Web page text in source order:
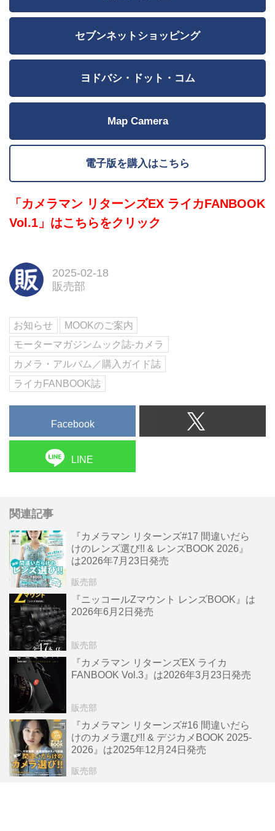
セブンネットショッピング
ヨドバシ・ドット・コム
Map Camera
電子版を購入はこちら
「カメラマン リターンズEX ライカFANBOOK
Vol.1」はこちらをクリック
2025-02-18
販売部
お知らせ
MOOKのご案内
モーターマガジンムック誌-カメラ
カメラ・アルバム／購入ガイド誌
ライカFANBOOK誌
Facebook
LINE
関連記事
『カメラマン リターンズ#17 間違いだら
けのレンズ選び!! & レンズBOOK 2026』
は2026年7月23日発売
販売部
『ニッコールZマウント レンズBOOK』は
2026年6月2日発売
販売部
『カメラマン リターンズEX ライカ
FANBOOK Vol.3』は2026年3月23日発売
販売部
『カメラマン リターンズ#16 間違いだら
けのカメラ選び!! & デジカメBOOK 2025-
2026』は2025年12月24日発売
販売部